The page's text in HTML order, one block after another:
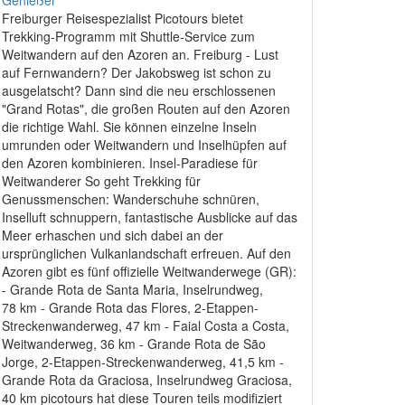
Freiburger Reisespezialist Picotours bietet
Trekking-Programm mit Shuttle-Service zum
Weitwandern auf den Azoren an. Freiburg - Lust
auf Fernwandern? Der Jakobsweg ist schon zu
ausgelatscht? Dann sind die neu erschlossenen
"Grand Rotas", die großen Routen auf den Azoren
die richtige Wahl. Sie können einzelne Inseln
umrunden oder Weitwandern und Inselhüpfen auf
den Azoren kombinieren. Insel-Paradiese für
Weitwanderer So geht Trekking für
Genussmenschen: Wanderschuhe schnüren,
Inselluft schnuppern, fantastische Ausblicke auf das
Meer erhaschen und sich dabei an der
ursprünglichen Vulkanlandschaft erfreuen. Auf den
Azoren gibt es fünf offizielle Weitwanderwege (GR):
- Grande Rota de Santa Maria, Inselrundweg,
78 km - Grande Rota das Flores, 2-Etappen-
Streckenwanderweg, 47 km - Faial Costa a Costa,
Weitwanderweg, 36 km - Grande Rota de São
Jorge, 2-Etappen-Streckenwanderweg, 41,5 km -
Grande Rota da Graciosa, Inselrundweg Graciosa,
40 km picotours hat diese Touren teils modifiziert